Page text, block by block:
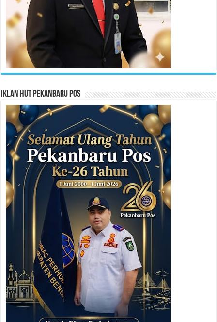
Iklan HUT Pekanbaru Pos